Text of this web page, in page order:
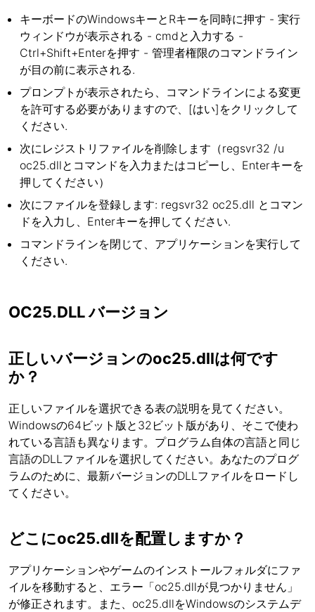
キーボードのWindowsキーとRキーを同時に押す - 実行
ウィンドウが表示される - cmdと入力する -
Ctrl+Shift+Enterを押す - 管理者権限のコマンドライン
が目の前に表示される.
プロンプトが表示されたら、コマンドラインによる変更
を許可する必要がありますので、[はい]をクリックして
ください.
次にレジストリファイルを削除します（regsvr32 /u
oc25.dllとコマンドを入力またはコピーし、Enterキーを
押してください）
次にファイルを登録します: regsvr32 oc25.dll とコマン
ドを入力し、Enterキーを押してください.
コマンドラインを閉じて、アプリケーションを実行して
ください.
OC25.DLL バージョン
正しいバージョンのoc25.dllは何です
か？
正しいファイルを選択できる表の説明を見てください。
Windowsの64ビット版と32ビット版があり、そこで使わ
れている言語も異なります。プログラム自体の言語と同じ
言語のDLLファイルを選択してください。あなたのプログ
ラムのために、最新バージョンのDLLファイルをロードし
てください。
どこにoc25.dllを配置しますか？
アプリケーションやゲームのインストールフォルダにファ
イルを移動すると、エラー「oc25.dllが見つかりません」
が修正されます。また、oc25.dllをWindowsのシステムデ